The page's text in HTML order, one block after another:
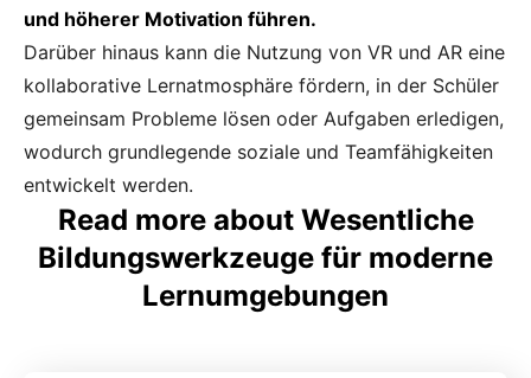
und höherer Motivation führen.
Darüber hinaus kann die Nutzung von VR und AR eine
kollaborative Lernatmosphäre fördern, in der Schüler
gemeinsam Probleme lösen oder Aufgaben erledigen,
wodurch grundlegende soziale und Teamfähigkeiten
entwickelt werden.
Read more about Wesentliche
Bildungswerkzeuge für moderne
Lernumgebungen